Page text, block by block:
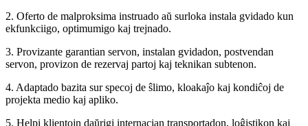
2. Oferto de malproksima instruado aŭ surloka instala gvidado kun
ekfunkciigo, optimumigo kaj trejnado.
3. Provizante garantian servon, instalan gvidadon, postvendan
servon, provizon de rezervaj partoj kaj teknikan subtenon.
4. Adaptado bazita sur specoj de ŝlimo, kloakaĵo kaj kondiĉoj de
projekta medio kaj apliko.
5. Helpi klientojn daŭrigi internacian transportadon, loĝistikon kaj